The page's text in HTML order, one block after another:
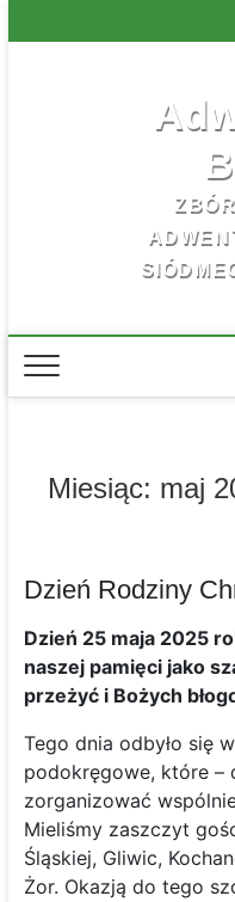
to
Miesiąc: maj
Dzień Rodziny
Dzień 25 maja 2025
naszej pamięci jako
przeżyć i Bożych
Tego dnia odbyło się
podokręgowe, które –
zorganizować
Mieliśmy zaszczyt
Śląskiej, Gliwic,
Żor. Okazją do tego